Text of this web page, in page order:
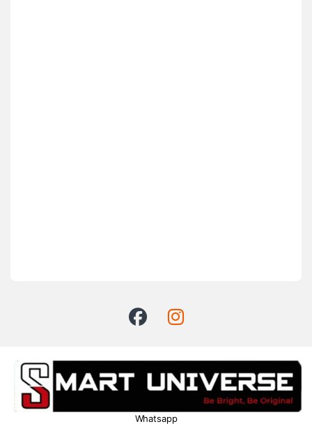
Whatsapp